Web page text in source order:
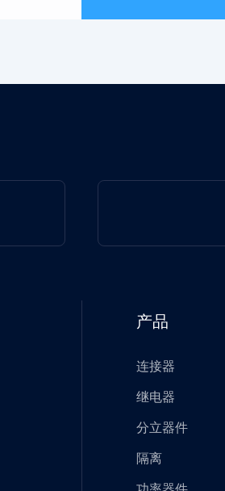
产品
连接器
继电器
分立器件
隔离